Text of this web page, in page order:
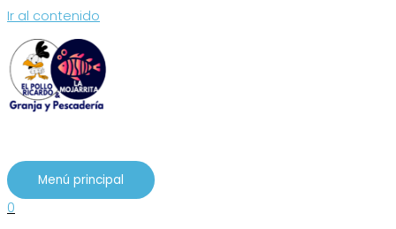
Ir al contenido
Menú principal
0